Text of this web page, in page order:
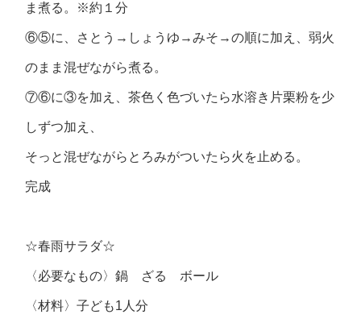
ま煮る。※約１分
⑥⑤に、さとう→しょうゆ→みそ→の順に加え、弱火
のまま混ぜながら煮る。
⑦⑥に③を加え、茶色く色づいたら水溶き片栗粉を少
しずつ加え、
そっと混ぜながらとろみがついたら火を止める。
完成
☆春雨サラダ☆
〈必要なもの〉鍋 ざる ボール
〈材料〉子ども1人分